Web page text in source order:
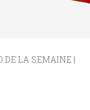
DE LA SEMAINE |